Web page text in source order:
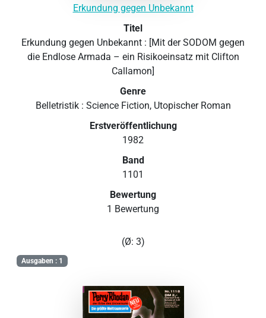
Erkundung gegen Unbekannt
Titel
Erkundung gegen Unbekannt : [Mit der SODOM gegen
die Endlose Armada – ein Risikoeinsatz mit Clifton
Callamon]
Genre
Belletristik : Science Fiction, Utopischer Roman
Erstveröffentlichung
1982
Band
1101
Bewertung
1 Bewertung
(Ø: 3)
Ausgaben : 1